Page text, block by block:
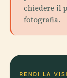
chiedere il
fotografia.
RENDI LA